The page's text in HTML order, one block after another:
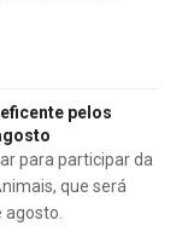
pelos
para participar da
que será